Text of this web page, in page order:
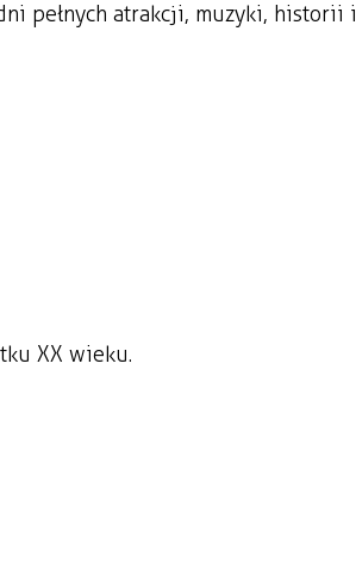
pełnych atrakcji, muzyki, historii i
XX wieku.